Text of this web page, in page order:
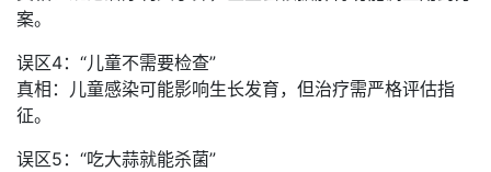
案。
误区4：“儿童不需要检查”
真相：儿童感染可能影响生长发育，但治疗需严格评估指
征。
误区5：“吃大蒜就能杀菌”